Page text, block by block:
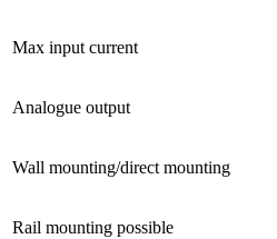
Max input current
Analogue output
Wall mounting/direct mounting
Rail mounting possible